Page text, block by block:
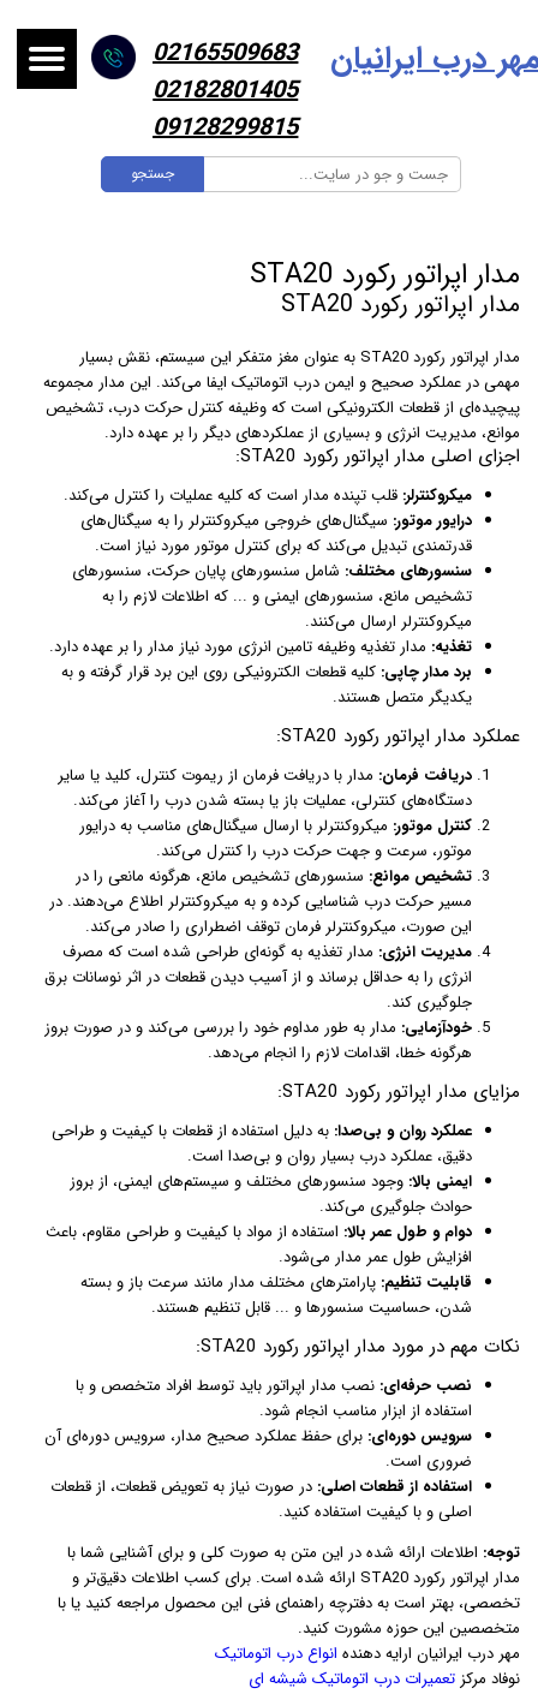
جستجو
درب ایرانیان
02165509683
02182801405
09128299815
مدار اپراتور رکورد STA20
مدار اپراتور رکورد STA20
مدار اپراتو
ر رکورد STA20 به عنوان مغز متفکر این سیستم، نقش بسیار
مهمی در عملکرد صحیح و ایمن درب اتوماتیک ایفا می‌کند. این مدار مجموعه
پیچیده‌ای از قطعات الکترونیکی است که وظیفه کنترل حرکت درب، تشخیص
موانع، مدیریت انرژی و بسیاری از عملکردهای دیگر را بر عهده دارد.
اجزای اصلی مدار اپراتور رکورد STA20:
میکروکنترلر: قلب تپنده مدار است که کلیه عملیات را کنترل می‌کند.
درایور موتور: سیگنال‌های خروجی میکروکنترلر را به سیگنال‌های
قدرتمندی تبدیل می‌کند که برای کنترل موتور مورد نیاز است.
سنسورهای مختلف: شامل سنسورهای پایان حرکت، سنسورهای
تشخیص مانع، سنسورهای ایمنی و ... که اطلاعات لازم را به
میکروکنترلر ارسال می‌کنند.
تغذیه: مدار تغذیه وظیفه تامین انرژی مورد نیاز مدار را بر عهده دارد.
برد مدار چاپی: کلیه قطعات الکترونیکی روی این برد قرار گرفته و به
یکدیگر متصل هستند.
عملکرد مدار اپراتور رکورد STA20:
دریافت فرمان: مدار با دریافت فرمان از ریموت کنترل، کلید یا سایر
دستگاه‌های کنترلی، عملیات باز یا بسته شدن درب را آغاز می‌کند.
کنترل موتور: میکروکنترلر با ارسال سیگنال‌های مناسب به درایور
موتور، سرعت و جهت حرکت درب را کنترل می‌کند.
تشخیص موانع: سنسورهای تشخیص مانع، هرگونه مانعی را در
مسیر حرکت درب شناسایی کرده و به میکروکنترلر اطلاع می‌دهند. در
این صورت، میکروکنترلر فرمان توقف اضطراری را صادر می‌کند.
مدیریت انرژی: مدار تغذیه به گونه‌ای طراحی شده است که مصرف
انرژی را به حداقل برساند و از آسیب دیدن قطعات در اثر نوسانات برق
جلوگیری کند.
خودآزمایی: مدار به طور مداوم خود را بررسی می‌کند و در صورت بروز
هرگونه خطا، اقدامات لازم را انجام می‌دهد.
مزایای مدار اپراتور رکورد STA20:
عملکرد روان و بی‌صدا: به دلیل استفاده از قطعات با کیفیت و طراحی
دقیق، عملکرد درب بسیار روان و بی‌صدا است.
ایمنی بالا: وجود سنسورهای مختلف و سیستم‌های ایمنی، از بروز
حوادث جلوگیری می‌کند.
دوام و طول عمر بالا: استفاده از مواد با کیفیت و طراحی مقاوم، باعث
افزایش طول عمر مدار می‌شود.
قابلیت تنظیم: پارامترهای مختلف مدار مانند سرعت باز و بسته
شدن، حساسیت سنسورها و ... قابل تنظیم هستند.
نکات مهم در مورد مدار اپراتور رکورد STA20:
نصب حرفه‌ای: نصب مدار اپراتور باید توسط افراد متخصص و با
استفاده از ابزار مناسب انجام شود.
سرویس دوره‌ای: برای حفظ عملکرد صحیح مدار، سرویس دوره‌ای آن
ضروری است.
استفاده از قطعات اصلی: در صورت نیاز به تعویض قطعات، از قطعات
اصلی و با کیفیت استفاده کنید.
توجه: اطلاعات ارائه شده در این متن به صورت کلی و برای آشنایی شما با
مدار اپراتور رکورد STA20 ارائه شده است. برای کسب اطلاعات دقیق‌تر و
تخصصی، بهتر است به دفترچه راهنمای فنی این محصول مراجعه کنید یا با
متخصصین این حوزه مشورت کنید.
مهر درب ایرانیان ارایه دهنده انواع درب اتوماتیک
نوفاد مرکزتعمیرات درب اتوماتیک شیشه ای